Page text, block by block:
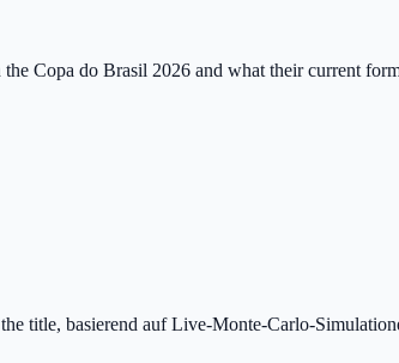
Copa do Brasil 2026 and what their current
title, basierend auf Live-Monte-Carlo-